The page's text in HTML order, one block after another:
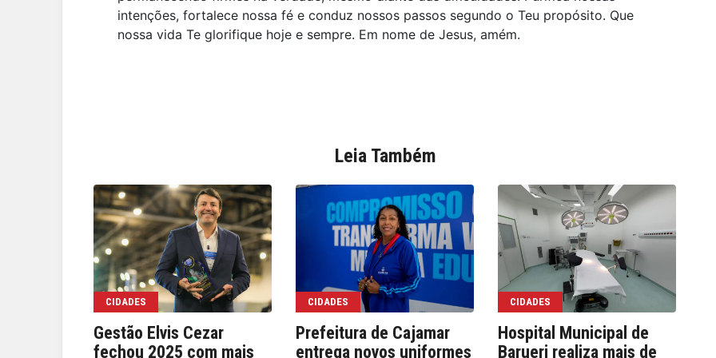
intenções, fortalece nossa fé e conduz nossos passos segundo o Teu propósito. Que
nossa vida Te glorifique hoje e sempre. Em nome de Jesus, amém.
Leia Também
CIDADES
Gestão Elvis Cezar
fechou 2025 com mais
CIDADES
Prefeitura de Cajamar
entrega novos uniformes
CIDADES
Hospital Municipal de
Barueri realiza mais de